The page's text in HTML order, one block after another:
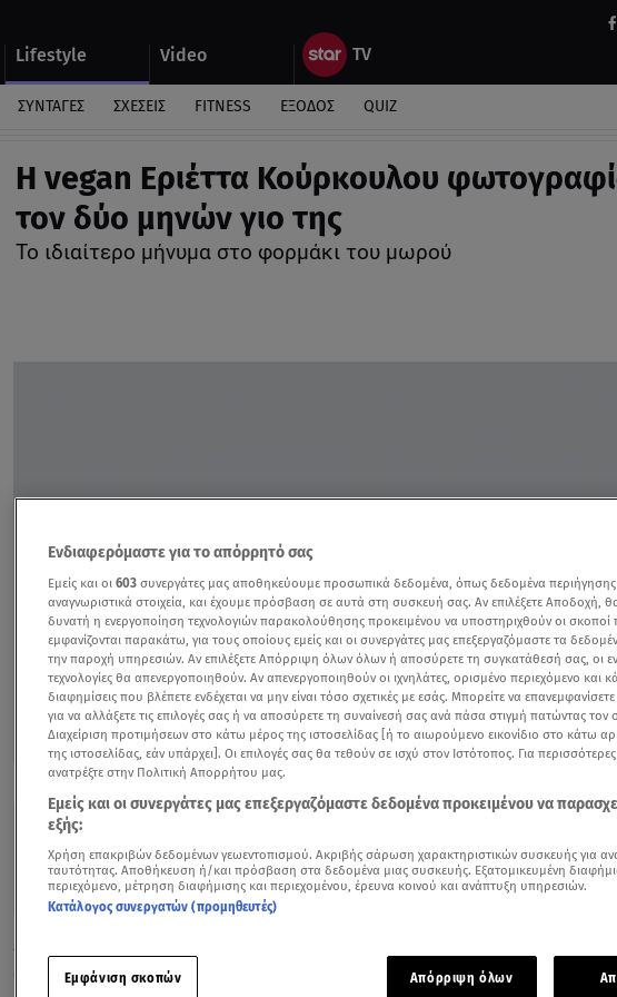
Lifestyle Video
ΣΥΝΤΑΓΕΣ ΣΧΕΣΕΙΣ FITNESS ΕΞΟΔΟΣ QUIZ
Η vegan Εριέττα Κούρκουλου
τον δύο μηνών γιο της
Το ιδιαίτερο μήνυμα στο φορμάκι του μωρού
Δείτε περισσότερα άρθρα μας στην αναζήτηση σας
Πρόσθηκη star.gr στις επιλογές σας
Add star.gr on Google
Δύο μήνες πέρασαν από τη στιγμή που η
στην αγκαλιά της τον γιο της, καρπό του έρωτά της με τον Βύρωνα
Ενδιαφερόμαστε για το απόρρητό σας
Εμείς και οι 603 συνεργάτες μας αποθηκεύουμε προσωπικά δεδομένα, όπως δεδομένα
αναγνωριστικά στοιχεία, και έχουμε πρόσβαση σε αυτά στη συσκευή σας. Αν επιλέξετε Αποδοχή,
δυνατή η ενεργοποίηση τεχνολογιών παρακολούθησης προκειμένου να υποστηριχθούν οι σκοποί
εμφανίζονται παρακάτω, για τους οποίους εμείς και οι συνεργάτες μας επεξεργαζόμαστε τα
την παροχή υπηρεσιών. Αν επιλέξετε Απόρριψη όλων όλων ή αποσύρετε τη συγκατάθεσή σας, οι
τεχνολογίες θα απενεργοποιηθούν. Αν απενεργοποιηθούν οι ιχνηλάτες, ορισμένο περιεχόμενο και
διαφημίσεις που βλέπετε ενδέχεται να μην είναι τόσο σχετικές με εσάς. Μπορείτε να
για να αλλάξετε τις επιλογές σας ή να αποσύρετε τη συναίνεσή σας ανά πάσα στιγμή πατώντας τον
Διαχείριση προτιμήσεων στο κάτω μέρος της ιστοσελίδας [ή το αιωρούμενο εικονίδιο στο κάτω
της ιστοσελίδας, εάν υπάρχει]. Οι επιλογές σας θα τεθούν σε ισχύ στον Ιστότοπος. Για
ανατρέξτε στην Πολιτική Απορρήτου μας.
Εμείς και οι συνεργάτες μας επεξεργαζόμαστε δεδομένα προκειμένου να
εξής:
Χρήση επακριβών δεδομένων γεωεντοπισμού. Ακριβής σάρωση χαρακτηριστικών συσκευής για
ταυτότητας. Αποθήκευση ή/και πρόσβαση στα δεδομένα μιας συσκευής. Εξατομικευμένη
περιεχόμενο, μέτρηση διαφήμισης και περιεχομένου, έρευνα κοινού και ανάπτυξη υπηρεσιών.
Κατάλογος συνεργατών (προμηθευτές)
Εμφάνιση σκοπών Απόρριψη όλων